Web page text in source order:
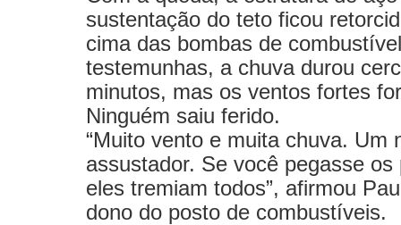
sustentação do teto ficou
cima das bombas de
testemunhas, a chuva durou
minutos, mas os ventos fortes
Ninguém saiu ferido.
“Muito vento e muita chuva. Um
assustador. Se você pegasse os
eles tremiam todos”, afirmou
dono do posto de combustíveis.